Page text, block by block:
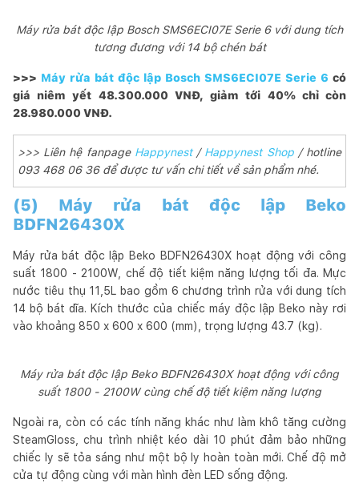
Máy rửa bát độc lập Bosch SMS6ECI07E Serie 6 với dung tích
tương đương với 14 bộ chén bát
>>> Máy rửa bát độc lập Bosch SMS6ECI07E Serie 6 có
giá niêm yết 48.300.000 VNĐ, giảm tới 40% chỉ còn
28.980.000 VNĐ.
>>> Liên hệ fanpage Happynest/ Happynest Shop/ hotline
093 468 06 36 để được tư vấn chi tiết về sản phẩm nhé.
(5) Máy rửa bát độc lập Beko
BDFN26430X
Máy rửa bát độc lập Beko BDFN26430X hoạt động với công
suất 1800 - 2100W, chế độ tiết kiệm năng lượng tối đa. Mực
nước tiêu thụ 11,5L bao gồm 6 chương trình rửa với dung tích
14 bộ bát dĩa. Kích thước của chiếc máy độc lập Beko này rơi
vào khoảng 850 x 600 x 600 (mm), trọng lượng 43.7 (kg).
Máy rửa bát độc lập Beko BDFN26430X hoạt động với công
suất 1800 - 2100W cùng chế độ tiết kiệm năng lượng
Ngoài ra, còn có các tính năng khác như làm khô tăng cường
SteamGloss, chu trình nhiệt kéo dài 10 phút đảm bảo những
chiếc ly sẽ tỏa sáng như một bộ ly hoàn toàn mới. Chế độ mở
cửa tự động cùng với màn hình đèn LED sống động.